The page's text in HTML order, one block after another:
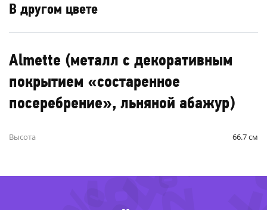
В другом цвете
Almette (металл с декоративным
покрытием «состаренное
посеребрение», льняной абажур)
Высота 66.7 см